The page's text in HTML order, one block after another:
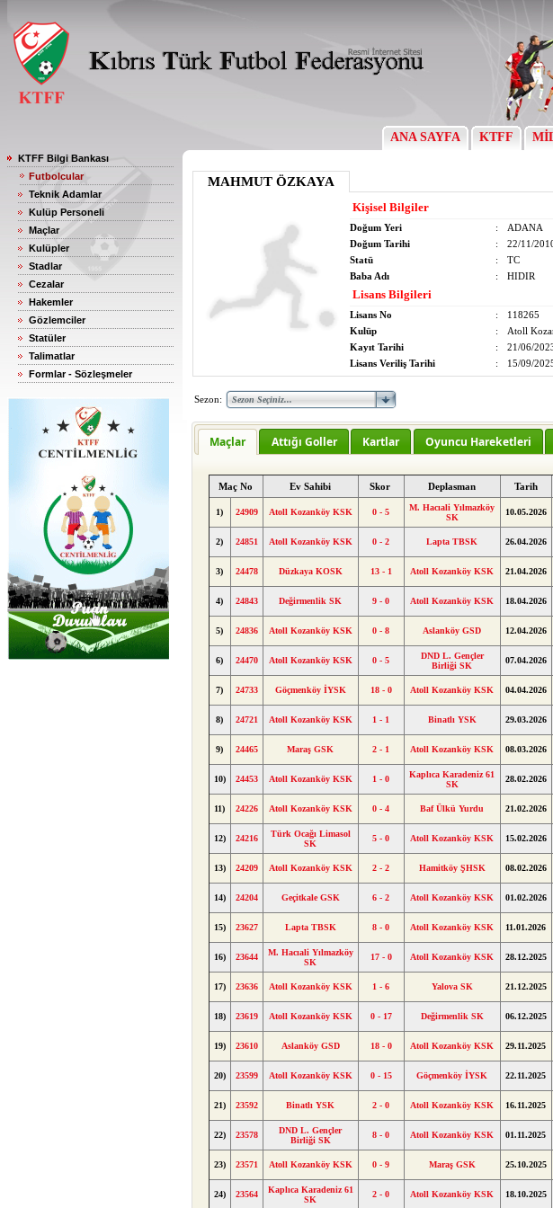
ANA SAYFA KTFF
KTFF Bilgi Bankası
Futbolcular
Teknik Adamlar
Kulüp Personeli
Maçlar
Kulüpler
Stadlar
Cezalar
Hakemler
Gözlemciler
Statüler
Talimatlar
Formlar - Sözleşmeler
MAHMUT ÖZKAYA
Kişisel Bilgiler
Doğum Yeri :
ADANA
Doğum Tarihi
:
22/11/
Statü
:
TC
Baba Adı
: HIDIR
Lisans Bilgileri
Lisans No :
118265
Kulüp
:
Atoll
Kayıt Tarihi
:
21/06/
Lisans Veriliş Tarihi
: 15/09/
Sezon:
Maçlar Attığı Goller Kartlar Oyuncu Hareketleri
Maç No Ev Sahibi Skor Deplasman Tarih
1) 24909 Atoll Kozanköy KSK 0 - 5
M. Hacıali Yılmazköy
SK
10.05.2026
2) 24851 Atoll Kozanköy KSK 0 - 2 Lapta TBSK 26.04.2026
3) 24478 Düzkaya KOSK 13 - 1 Atoll Kozanköy KSK 21.04.2026
4) 24843 Değirmenlik SK 9 - 0 Atoll Kozanköy KSK 18.04.2026
5) 24836 Atoll Kozanköy KSK 0 - 8 Aslanköy GSD 12.04.2026
6) 24470 Atoll Kozanköy KSK 0 - 5
DND L. Gençler
Birliği SK
07.04.2026
7) 24733 Göçmenköy İYSK 18 - 0 Atoll Kozanköy KSK 04.04.2026
8) 24721 Atoll Kozanköy KSK 1 - 1 Binatlı YSK 29.03.2026
9) 24465 Maraş GSK 2 - 1 Atoll Kozanköy KSK 08.03.2026
10) 24453 Atoll Kozanköy KSK 1 - 0
Kaplıca Karadeniz 61
SK
28.02.2026
11) 24226 Atoll Kozanköy KSK 0 - 4 Baf Ülkü Yurdu 21.02.2026
12) 24216
Türk Ocağı Limasol
SK
5 - 0 Atoll Kozanköy KSK 15.02.2026
13) 24209 Atoll Kozanköy KSK 2 - 2 Hamitköy ŞHSK 08.02.2026
14) 24204 Geçitkale GSK 6 - 2 Atoll Kozanköy KSK 01.02.2026
15) 23627 Lapta TBSK 8 - 0 Atoll Kozanköy KSK 11.01.2026
16) 23644
M. Hacıali Yılmazköy
SK
17 - 0 Atoll Kozanköy KSK 28.12.2025
17) 23636 Atoll Kozanköy KSK 1 - 6 Yalova SK 21.12.2025
18) 23619 Atoll Kozanköy KSK 0 - 17 Değirmenlik SK 06.12.2025
19) 23610 Aslanköy GSD 18 - 0 Atoll Kozanköy KSK 29.11.2025
20) 23599 Atoll Kozanköy KSK 0 - 15 Göçmenköy İYSK 22.11.2025
21) 23592 Binatlı YSK 2 - 0 Atoll Kozanköy KSK 16.11.2025
22) 23578
DND L. Gençler
Birliği SK
8 - 0 Atoll Kozanköy KSK 01.11.2025
23) 23571 Atoll Kozanköy KSK 0 - 9 Maraş GSK 25.10.2025
24) 23564
Kaplıca Karadeniz 61
SK
2 - 0 Atoll Kozanköy KSK 18.10.2025